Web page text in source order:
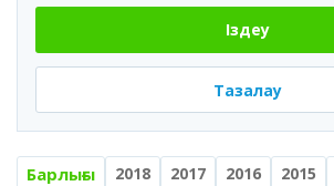
Іздеу
Тазалау
Барлығы 2018 2017 2016 2015